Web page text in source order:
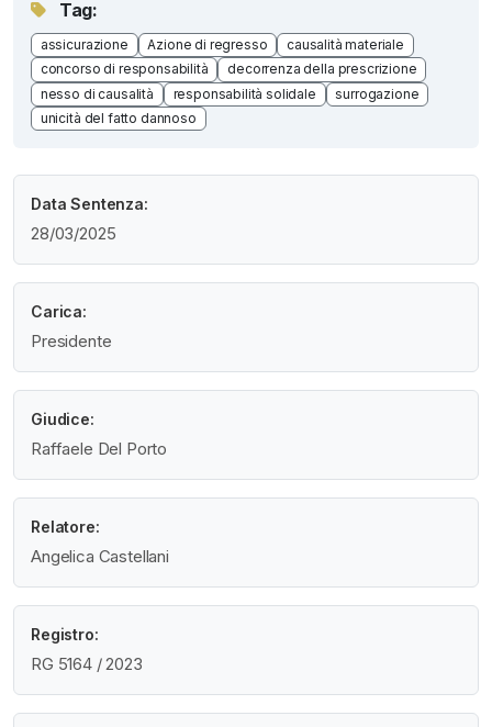
Tag:
assicurazione Azione di regresso
causalità materiale
concorso di responsabilità
decorrenza della prescrizione
nesso di causalità
responsabilità solidale
surrogazione
unicità del fatto dannoso
Data Sentenza:
28/03/2025
Carica:
Presidente
Giudice:
Raffaele Del Porto
Relatore:
Angelica Castellani
Registro:
RG 5164 / 2023